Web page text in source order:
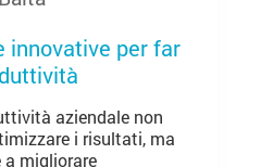
innovative per far
aziendale non
i risultati, ma
migliorare